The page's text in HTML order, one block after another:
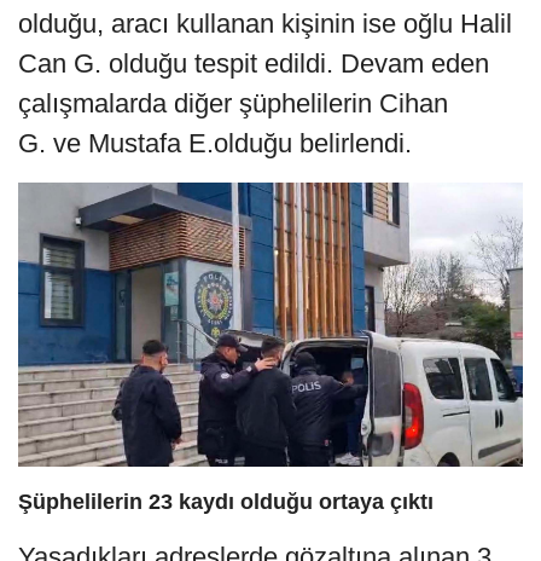
olduğu, aracı kullanan kişinin ise oğlu Halil
Can G. olduğu tespit edildi. Devam eden
çalışmalarda diğer şüphelilerin Cihan
G. ve Mustafa E.olduğu belirlendi.
Şüphelilerin 23 kaydı olduğu ortaya çıktı